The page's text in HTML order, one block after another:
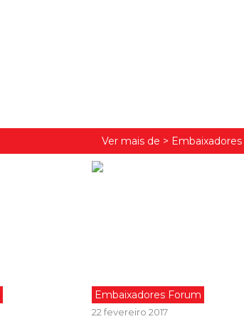
Ver mais de >
Embaixadores Forum
22 fevereiro 2017